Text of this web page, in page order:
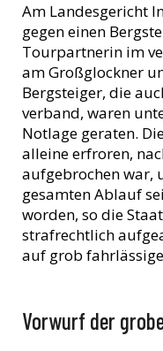
Am Landesgericht
gegen einen
Tourpartnerin im
am Großglockner
Bergsteiger, die
verband, waren
Notlage geraten.
alleine erfroren,
aufgebrochen war,
gesamten Ablauf
worden, so die
strafrechtlich
auf grob
Vorwurf der